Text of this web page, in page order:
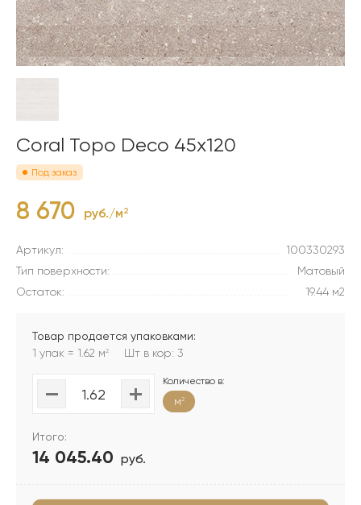
Coral Topo Deco 45x120
Под заказ
8 670 руб./м2
Артикул:
100330293
Тип поверхности:
Матовый
Остаток:
19.44 м2
Товар продается упаковками:
1 упак = 1.62 м2 Шт в кор: 3
Количество в:
м2
Итого:
14 045.40 руб.